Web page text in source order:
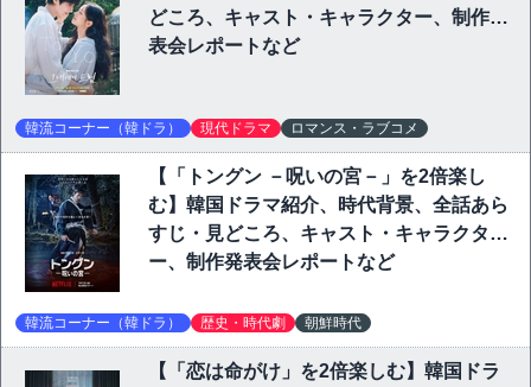
どころ、キャスト・キャラクター、制作発
表会レポートなど
韓流コーナー（韓ドラ） 現代ドラマ ロマンス・ラブコメ
【「トングン －呪いの宮－」を2倍楽し
む】韓国ドラマ紹介、時代背景、全話あら
すじ・見どころ、キャスト・キャラクタ
ー、制作発表会レポートなど
韓流コーナー（韓ドラ） 歴史・時代劇 朝鮮時代
【「恋は命がけ」を2倍楽しむ】韓国ドラ